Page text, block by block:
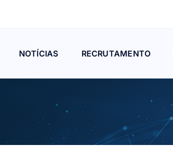
NOTÍCIAS RECRUTAMENTO